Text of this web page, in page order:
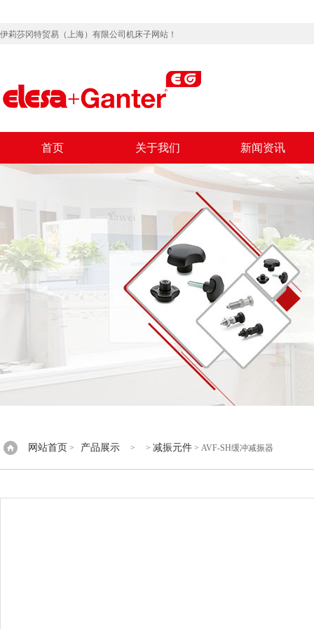
伊莉莎冈特贸易（上海）有限公司机床子网站！
首页 关于我们 新闻资讯
网站首页 > 产品展示 > > 减振元件 > AVF-SH缓冲减振器